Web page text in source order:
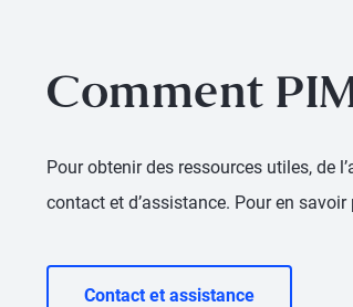
Comment
Pour obtenir des ressources utiles, de
contact et d’assistance. Pour en
Contact et assistance